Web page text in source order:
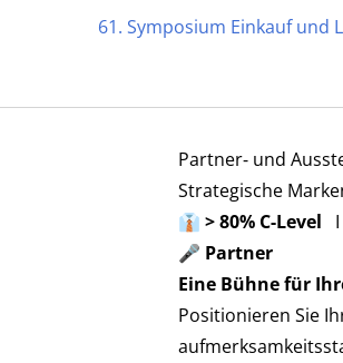
61.
HIER TRIFFT
ANMELDEN
61. Symposium Einkauf und
Partner‑ und
Strategische
👔 > 80% C‑Level
🎤 Partner
Eine Bühne für
Positionieren Sie